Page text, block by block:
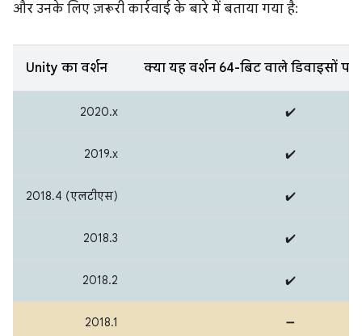
और उनके लिए ज़रूरी कार्रवाई के बारे में बताया गया है:
Unity का वर्शन क्या यह वर्शन 64-बिट वाले डिवाइसों
2020.x ✔️
2019.x ✔️
2018.4 (एलटीएस) ✔️
2018.3 ✔️
2018.2 ✔️
2018.1 ➖